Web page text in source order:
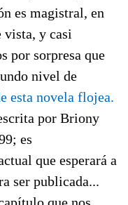
es magistral, en
vista, y casi
por sorpresa que
nivel de
esta novela flojea.
por Briony
es
que esperará a
ser publicada...